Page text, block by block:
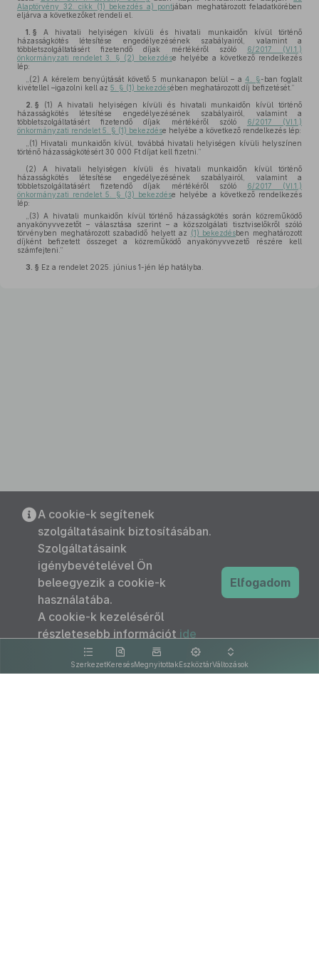
Alaptörvény 32. cikk (1) bekezdés a) pontjában meghatározott feladatkörében
eljárva a következőket rendeli el.
1. § A hivatali helyiségen kívüli és hivatali munkaidőn kívül történő
házasságkötés létesítése engedélyezésének szabályairól, valamint a
többletszolgáltatásért fizetendő díjak mértékéről szóló 6/2017 (VI.1.)
önkormányzati rendelet 3. § (2) bekezdése helyébe a következő rendelkezés
lép:
„(2) A kérelem benyújtását követő 5 munkanapon belül – a4. §-ban foglalt
kivétellel –igazolni kell az 5. § (1) bekezdésében meghatározott díj befizetését.”
2. § (1) A hivatali helyiségen kívüli és hivatali munkaidőn kívül történő
házasságkötés létesítése engedélyezésének szabályairól, valamint a
többletszolgáltatásért fizetendő díjak mértékéről szóló 6/2017 (VI.1.)
önkormányzati rendelet 5. § (1) bekezdése helyébe a következő rendelkezés lép:
„(1) Hivatali munkaidőn kívül, továbbá hivatali helyiségen kívüli helyszínen
történő házasságkötésért 30 000 Ft díjat kell fizetni.”
(2) A hivatali helyiségen kívüli és hivatali munkaidőn kívül történő
házasságkötés létesítése engedélyezésének szabályairól, valamint a
többletszolgáltatásért fizetendő díjak mértékéről szóló 6/2017 (VI.1.)
önkormányzati rendelet 5. § (3) bekezdése helyébe a következő rendelkezés
lép:
„(3) A hivatali munkaidőn kívül történő házasságkötés során közreműködő
anyakönyvvezetőt – választása szerint – a közszolgálati tisztviselőkről szóló
törvényben meghatározott szabadidő helyett az (1) bekezdésben meghatározott
díjként befizetett összeget a közreműködő anyakönyvvezető részére kell
számfejteni.”
3. § Ez a rendelet 2025. június 1-jén lép hatályba.
SzerkezetKeresésMegnyitottakEszköztárVáltozások
A cookie-k segítenek
szolgáltatásaink biztosításában.
Szolgáltatásaink
igénybevételével Ön
beleegyezik a cookie-k
használatába.
A cookie-k kezeléséről
részletesebb információt ide
kattintva olvashat.
Elfogadom